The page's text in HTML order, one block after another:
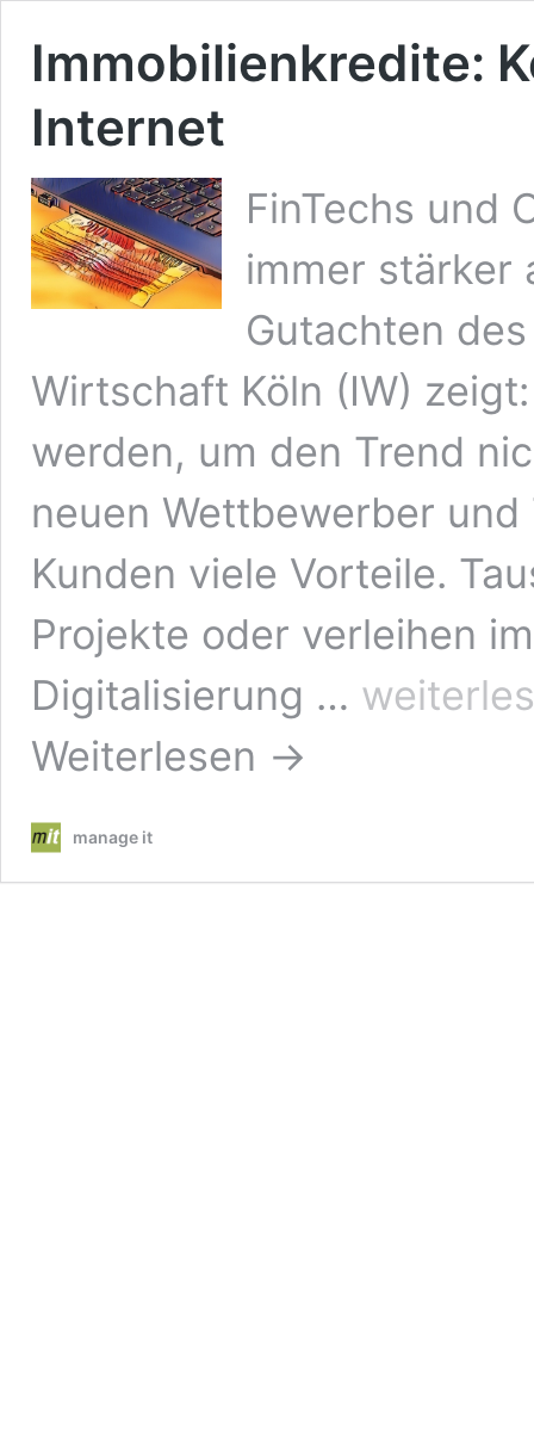
Immobilienkredite:
Internet
FinTechs und
immer stärker
Gutachten
Wirtschaft Köln (IW)
werden, um den Trend
neuen Wettbewerber
Kunden viele Vorteile.
Projekte oder verleihen
Digitalisierung …
Immobilienkredite:
Konkurrenz
Weiterlesen →
manage it